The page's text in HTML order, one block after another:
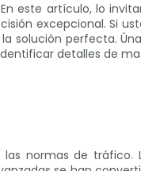
este artículo, lo
excepcional. Si
solución perfecta.
detalles de
normas de tráfico.